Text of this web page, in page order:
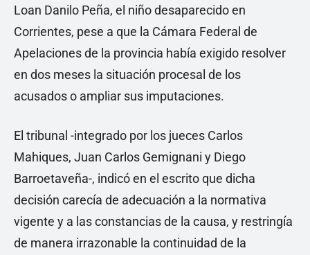
Loan Danilo Peña, el niño desaparecido en
Corrientes, pese a que la Cámara Federal de
Apelaciones de la provincia había exigido resolver
en dos meses la situación procesal de los
acusados o ampliar sus imputaciones.
El tribunal -integrado por los jueces Carlos
Mahiques, Juan Carlos Gemignani y Diego
Barroetaveña-, indicó en el escrito que dicha
decisión carecía de adecuación a la normativa
vigente y a las constancias de la causa, y restringía
de manera irrazonable la continuidad de la